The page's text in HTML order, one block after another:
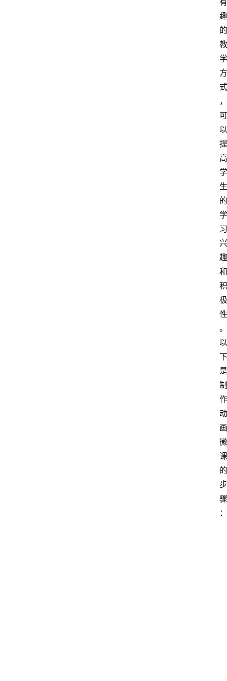
趣
的
教
学
方
式
，
可
以
提
高
学
生
的
学
习
兴
趣
和
积
极
性
。
以
下
是
制
作
动
画
微
课
的
步
骤
：